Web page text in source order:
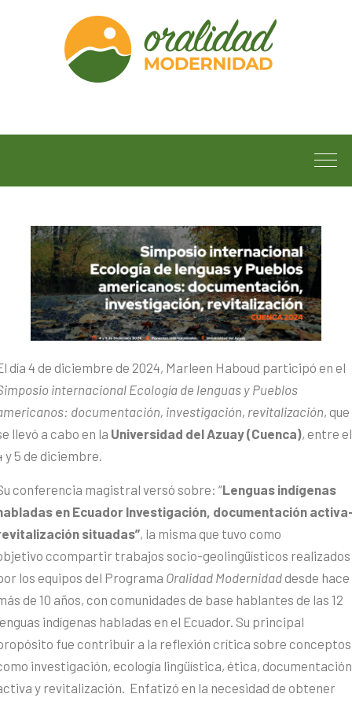
día 4 de diciembre de 2024, Marleen Haboud participó en el
internacional Ecología de lenguas y Pueblos
documentación, investigación, revitalización, que
llevó a cabo en la Universidad del Azuay (Cuenca), entre el
y 5 de diciembre.
conferencia magistral versó sobre: “Lenguas indígenas
en Ecuador Investigación, documentación
situadas”, la misma que tuvo como
ccompartir trabajos socio-geolingüísticos realizados
los equipos del Programa Oralidad Modernidaddesde hace
de 10 años, con comunidades de base hablantes de las 12
indígenas habladas en el Ecuador. Su principal
fue contribuir a la reflexión crítica sobre conceptos
investigación, ecología lingüística, ética, documentación
y revitalización. Enfatizó en la necesidad de obtener